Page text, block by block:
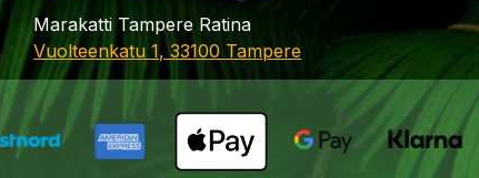
Marakatti Tampere Ratina
Vuolteenkatu 1, 33100 Tampere